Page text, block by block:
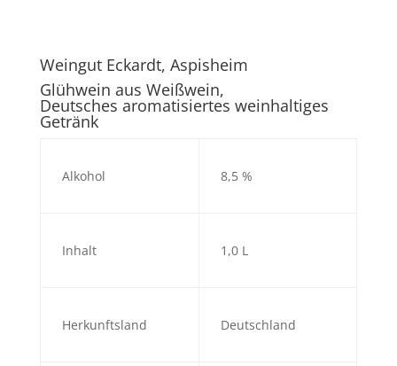
Weingut Eckardt, Aspisheim
Glühwein aus Weißwein,
Deutsches aromatisiertes weinhaltiges
Getränk
Alkohol 8,5 %
Inhalt 1,0 L
Herkunftsland Deutschland